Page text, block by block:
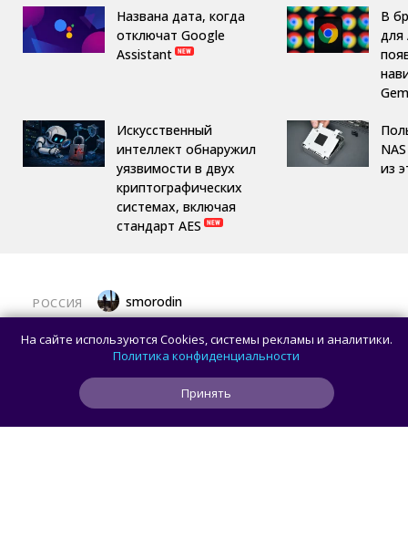
Названа дата, когда
отключат Google
Assistant
Искусственный
интеллект обнаружил
уязвимости в двух
криптографических
системах, включая
стандарт AES
В
для
из
РОССИЯ smorodin
MAX откроет API и документацию, чтобы
разработчики могли создавать
сторонние клиенты
На сайте используются Cookies, системы рекламы и аналитики.
Политика конфиденциальности
Принять